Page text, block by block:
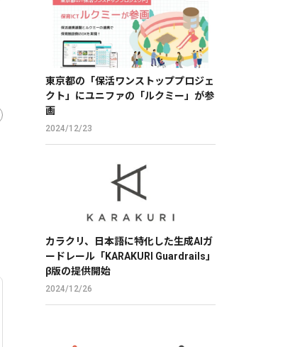
東京都の「保活ワンストッププロジェ
クト」にユニファの「ルクミー」が参
画
2024/12/23
カラクリ、日本語に特化した生成AIガ
ードレール「KARAKURI Guardrails」
β版の提供開始
2024/12/26